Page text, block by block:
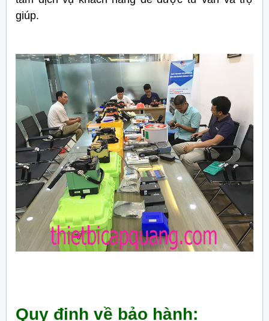
giúp.
Quy định về bảo hành: